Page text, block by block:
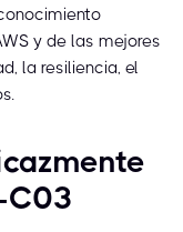
y de las mejores
la resiliencia, el
C03